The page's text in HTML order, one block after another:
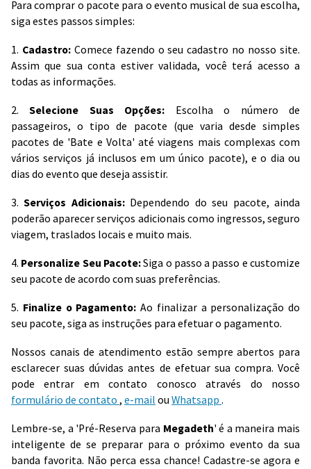
Para comprar o pacote para o evento musical de sua escolha,
siga estes passos simples:
1. Cadastro:Comece fazendo o seu cadastro no nosso site.
Assim que sua conta estiver validada, você terá acesso a
todas as informações.
2.Selecione Suas Opções: Escolha o número de
passageiros, o tipo de pacote (que varia desde simples
pacotes de 'Bate e Volta' até viagens mais complexas com
vários serviços já inclusos em um único pacote), e o dia ou
dias do evento que deseja assistir.
3.Serviços Adicionais:Dependendo do seu pacote, ainda
poderão aparecer serviços adicionais como ingressos, seguro
viagem, traslados locais e muito mais.
4. Personalize Seu Pacote:Siga o passo a passo e customize
seu pacote de acordo com suas preferências.
5. Finalize o Pagamento: Ao finalizar a personalização do
seu pacote, siga as instruções para efetuar o pagamento.
Nossos canais de atendimento estão sempre abertos para
esclarecer suas dúvidas antes de efetuar sua compra. Você
pode entrar em contato conosco através do nosso
formulário de contato , e-mail ou Whatsapp .
Lembre-se, a 'Pré-Reserva para Megadeth' é a maneira mais
inteligente de se preparar para o próximo evento da sua
banda favorita. Não perca essa chance! Cadastre-se agora e